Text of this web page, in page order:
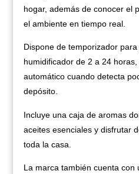
hogar, además de conocer el
el ambiente en tiempo real.
Dispone de temporizador
humidificador de 2 a 24
automático cuando detecta
depósito.
Incluye una caja de aromas
aceites esenciales y disfrutar
toda la casa.
La marca también cuenta